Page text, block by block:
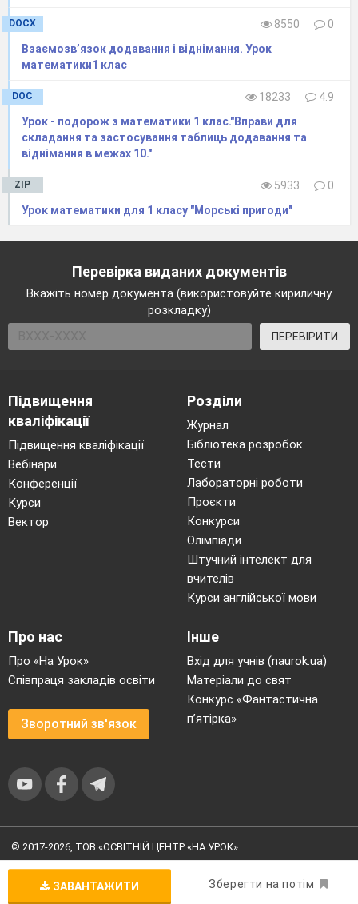
DOCX 8550
0
Взаємозвʼязок додавання і віднімання. Урок
математики1 клас
DOC 18233
4.9
Урок - подорож з математики 1 клас."Вправи для
складання та застосування таблиць додавання та
віднімання в межах 10."
ZIP 5933
0
Урок математики для 1 класу "Морські пригоди"
ЗАВАНТАЖИТИ Зберегти на потім
Перевірка виданих документів
Вкажіть номер документа (використовуйте кириличну
розкладку)
ПЕРЕВІРИТИ
Підвищення
кваліфікації
Підвищення кваліфікації
Вебінари
Конференції
Курси
Вектор
Розділи
Журнал
Бібліотека розробок
Тести
Лабораторні роботи
Проєкти
Конкурси
Олімпіади
Штучний інтелект для
вчителів
Курси англійської мови
Про нас
Про «На Урок»
Співпраця закладів освіти
Зворотний зв'язок
Інше
Вхід для учнів (naurok.ua)
Матеріали до свят
Конкурс «Фантастична
п’ятірка»
© 2017-2026, ТОВ «ОСВІТНІЙ ЦЕНТР «НА УРОК»
конфіденційності